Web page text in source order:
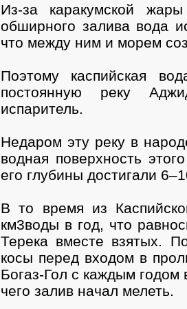
Из-за каракумской
обширного залива вода
что между ним и морем
Поэтому каспийская
постоянную реку
испаритель.
Недаром эту реку в
водная поверхность
его глубины достигали
В то время из
км3воды в год, что
Терека вместе взятых.
косы перед входом в
Богаз-Гол с каждым годом
чего залив начал мелеть.